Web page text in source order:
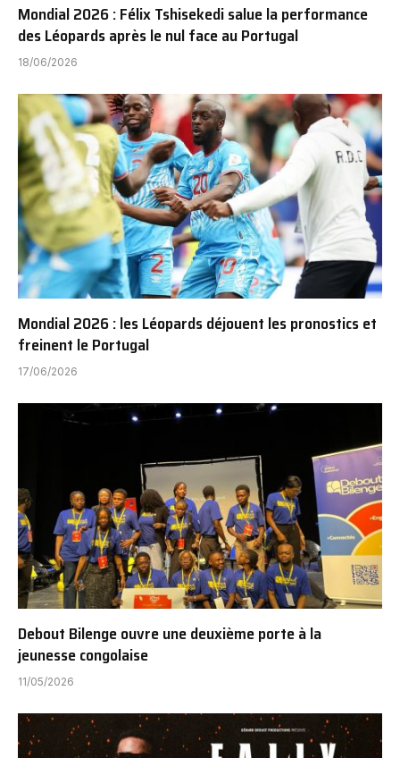
Mondial 2026 : Félix Tshisekedi salue la performance
des Léopards après le nul face au Portugal
18/06/2026
Mondial 2026 : les Léopards déjouent les pronostics et
freinent le Portugal
17/06/2026
Debout Bilenge ouvre une deuxième porte à la
jeunesse congolaise
11/05/2026